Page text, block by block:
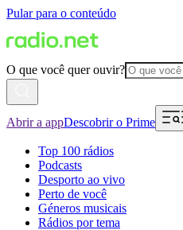
Pular para o conteúdo
O que você quer ouvir?
Abrir a appDescobrir o Prime
Top 100 rádios
Podcasts
Desporto ao vivo
Perto de você
Géneros musicais
Rádios por tema